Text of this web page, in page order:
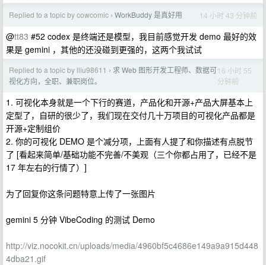
Replied to a topic by cowcomic › WorkBuddy 是真好用 14 小时 43 分钟前
@tt83 #52 codex 是终端还是模型，我目前感觉开发 demo 最好的效
果是 gemini ，其他的还没碰到更强的，这两个我试试
Replied to a topic by lliu98611 › 求 Web 图形开发工程师、数据可
视化方向，全职、兼职岗位。
16 小时 55
分钟前
1. 可视化本身就是一个下行的赛道，产品化和开源+产品大屏基本上
定型了，自研的很少了，我们现在交付几十万项目的可视化产品都是
开源+定制组价
2. 你的可视化 DEMO 是个减分项，上面有人提了和你描述有点脱节
了 [看起来简单/基础功能不完善/不美观（三个你都占用了，已经不是
17 年左右的行情了）]
为了回复你这条问题特意上传了一张图片
gemini 5 分钟 VibeCoding 的测试 Demo
http://viz.nocokit.cn/uploads/media/4960bf5c4686e149a9a915d448
4dba21.gif